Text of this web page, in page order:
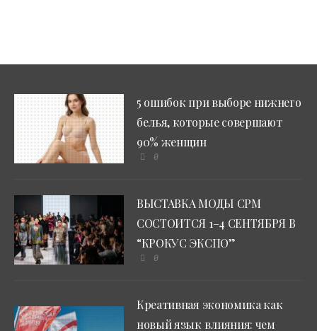
5 ошибок при выборе нижнего
белья, которые совершают
90% женщин
0
ВЫСТАВКА МОДЫ CPM
СОСТОИТСЯ 1–4 СЕНТЯБРЯ В
“КРОКУС ЭКСПО”
0
Креативная экономика как
новый язык влияния: чем